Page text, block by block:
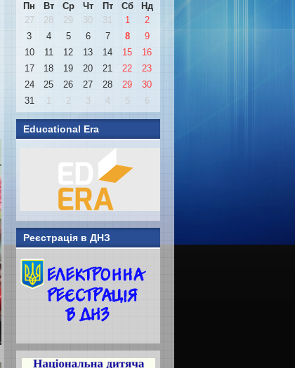
Пн
Вт Ср Чт Пт Сб
Нд
27
28 29 30 31 1
2
3
4 5 6 7 8
9
10
11 12 13 14 15
16
17
18 19 20 21 22
23
24
25 26 27 28 29
30
31
1 2 3 4 5 6
Educational Era
Реєстрація в ДНЗ